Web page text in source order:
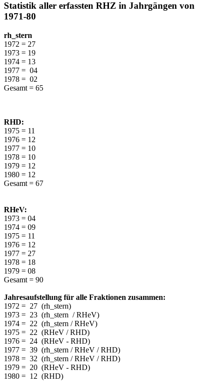
Statistik aller erfassten RHZ in Jahrgängen von
1971-80
rh_stern
1972 = 27
1973 = 19
1974 = 13
1977 = 04
1978 = 02
Gesamt = 65
RHD:
1975 = 11
1976 = 12
1977 = 10
1978 = 10
1979 = 12
1980 = 12
Gesamt = 67
RHeV:
1973 = 04
1974 = 09
1975 = 11
1976 = 12
1977 = 27
1978 = 18
1979 = 08
Gesamt = 90
Jahresaufstellung für alle Fraktionen zusammen:
1972 = 27 (rh_stern)
1973 = 23 (rh_stern / RHeV)
1974 = 22 (rh_stern / RHeV)
1975 = 22 (RHeV / RHD)
1976 = 24 (RHeV - RHD)
1977 = 39 (rh_stern / RHeV / RHD)
1978 = 32 (rh_stern / RHeV / RHD)
1979 = 20 (RHeV - RHD)
1980 = 12 (RHD)